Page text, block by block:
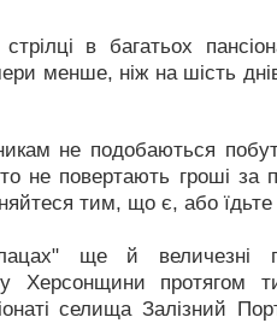
в багатьох
менше, ніж на шість
не подобаються
не повертають гроші
тим, що є, або їдьте
ще й величезні
Херсонщини
селища Залізний